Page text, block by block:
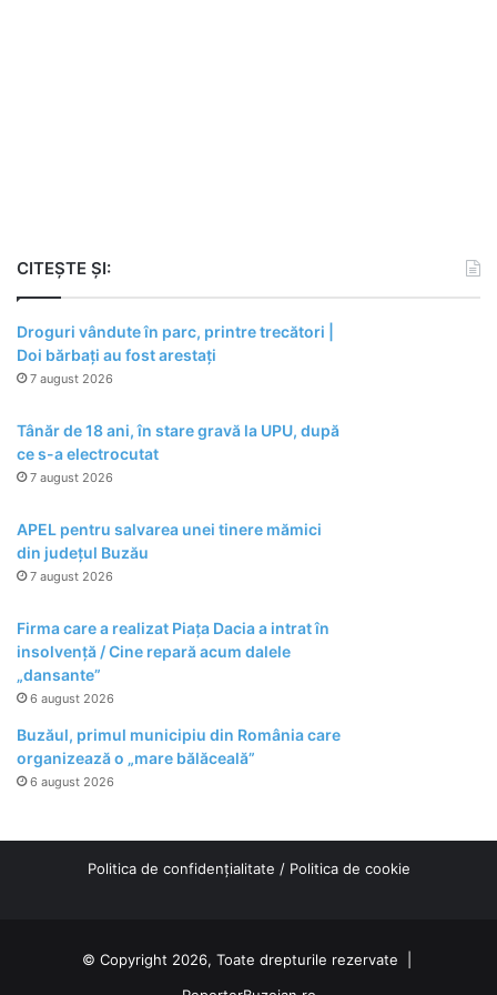
CITEȘTE ȘI:
Droguri vândute în parc, printre trecători |
Doi bărbați au fost arestați
7 august 2026
Tânăr de 18 ani, în stare gravă la UPU, după
ce s-a electrocutat
7 august 2026
APEL pentru salvarea unei tinere mămici
din județul Buzău
7 august 2026
Firma care a realizat Piața Dacia a intrat în
insolvență / Cine repară acum dalele
„dansante”
6 august 2026
Buzăul, primul municipiu din România care
organizează o „mare bălăceală”
6 august 2026
Politica de confidențialitate / Politica de cookie
© Copyright 2026, Toate drepturile rezervate |